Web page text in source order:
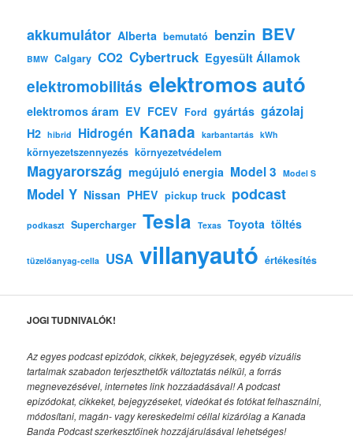
akkumulátor Alberta bemutató benzin BEV
BMW Calgary CO2 Cybertruck Egyesült Államok
elektromobilitás elektromos autó
elektromos áram EV FCEV Ford gyártás gázolaj
H2 hibrid Hidrogén Kanada karbantartás kWh
környezetszennyezés környezetvédelem
Magyarország megújuló energia Model 3 Model S
Model Y Nissan PHEV pickup truck podcast
podkaszt Supercharger Tesla Texas Toyota töltés
tüzelőanyag-cella USA villanyautó értékesítés
JOGI TUDNIVALÓK!
Az egyes podcast epizódok, cikkek, bejegyzések, egyéb vizuális
tartalmak szabadon terjeszthetők változtatás nélkül, a forrás
megnevezésével, internetes link hozzáadásával!A podcast
epizódokat, cikkeket, bejegyzéseket, videókat és fotókat felhasználni,
módosítani, magán- vagy kereskedelmi céllal kizárólag a Kanada
Banda Podcast szerkesztőinek hozzájárulásával lehetséges!